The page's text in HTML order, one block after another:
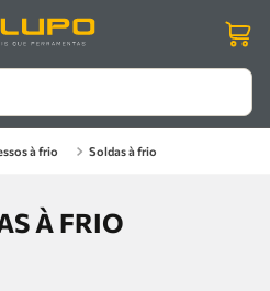
à frio soldas à frio
À FRIO